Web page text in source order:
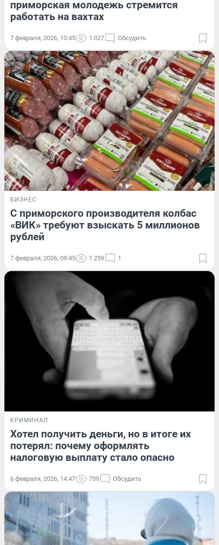
приморская молодежь стремится
работать на вахтах
7 февраля, 2026, 10:45 1 027 Обсудить
БИЗНЕС
С приморского производителя колбас
«ВИК» требуют взыскать 5 миллионов
рублей
7 февраля, 2026, 09:45 1 259 1
КРИМИНАЛ
Хотел получить деньги, но в итоге их
потерял: почему оформлять
налоговую выплату стало опасно
6 февраля, 2026, 14:47 759 Обсудить